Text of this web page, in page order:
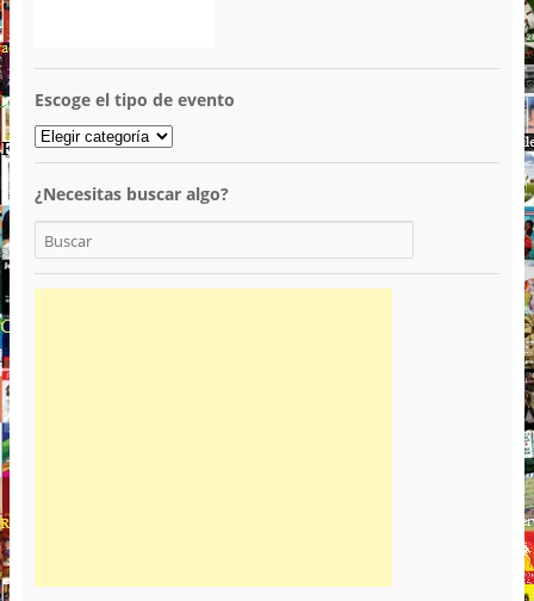
Escoge el tipo de evento
¿Necesitas buscar algo?